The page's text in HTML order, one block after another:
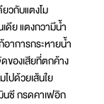
ยวกับแตงโม
ดีย แตงกวามีน้ำ
าการกระหายน้ำ
ของเสียที่ตกค้าง
ปด้วยเส้นใย
นซี กรดคาเฟอิก